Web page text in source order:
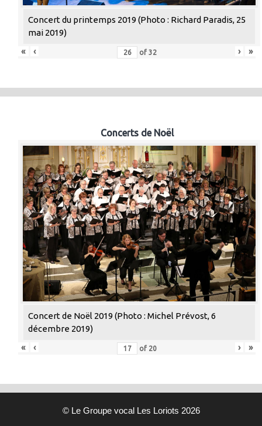
Concert du printemps 2019 (Photo : Richard Paradis, 25
mai 2019)
«
‹ of 32 › »
Concerts de Noël
Concert de Noël 2019 (Photo : Michel Prévost, 6
décembre 2019)
«
‹ of 20 › »
© Le Groupe vocal Les Loriots 2026